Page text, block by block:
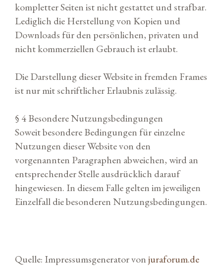
kompletter Seiten ist nicht gestattet und strafbar.
Lediglich die Herstellung von Kopien und
Downloads für den persönlichen, privaten und
nicht kommerziellen Gebrauch ist erlaubt.
Die Darstellung dieser Website in fremden Frames
ist nur mit schriftlicher Erlaubnis zulässig.
§ 4 Besondere Nutzungsbedingungen
Soweit besondere Bedingungen für einzelne
Nutzungen dieser Website von den
vorgenannten Paragraphen abweichen, wird an
entsprechender Stelle ausdrücklich darauf
hingewiesen. In diesem Falle gelten im jeweiligen
Einzelfall die besonderen Nutzungsbedingungen.
Quelle: Impressumsgenerator vonjuraforum.de